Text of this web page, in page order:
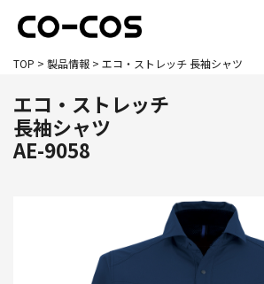
TOP > 製品情報 > エコ・ストレッチ 長袖シャツ
エコ・ストレッチ
長袖シャツ
AE-9058